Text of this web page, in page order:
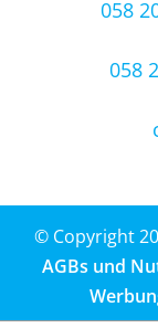
058
058
© Copyright
AGBs und